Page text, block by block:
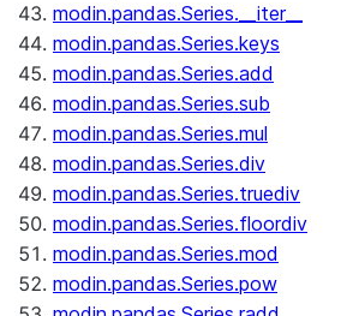
modin.pandas.Series.__iter__
modin.pandas.Series.keys
modin.pandas.Series.add
modin.pandas.Series.sub
modin.pandas.Series.mul
modin.pandas.Series.div
modin.pandas.Series.truediv
modin.pandas.Series.floordiv
modin.pandas.Series.mod
modin.pandas.Series.pow